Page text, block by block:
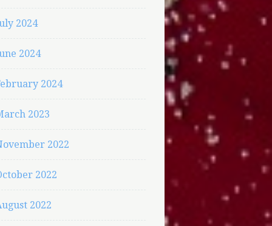
2024
2024
2024
2023
2022
2022
2022